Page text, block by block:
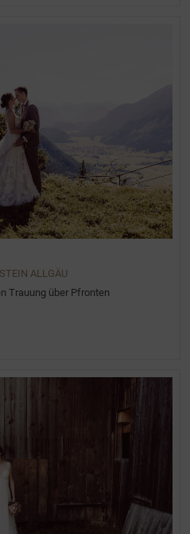
ALLGÄU
Trauung über Pfronten